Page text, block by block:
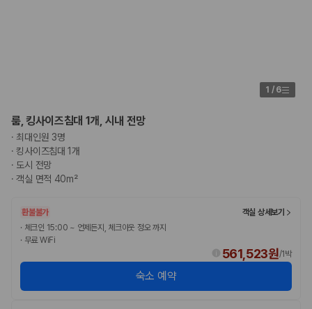
동일한 차량이라도 보험 조건에 따라 실제 부담 금액이 달라질 수 있습니
건을 함께 확인할 수 있도록 돕습니다.
일반자차:
완전자차: 보상 한도 내에서 면책금 부담이 줄어드는 보험 조건입니
다.
슈퍼자차:더 높은 보장 조건을 원하는 사용자에게 적합합니다.
2000만 고객이 선택한 렌트카 가격비교 플랫폼
카모아는 제주렌트카부터 국내·해외 렌트카까지 비교할 수 있는 렌트카 가
20,871,562명
1 / 6
룸, 킹사이즈침대 1개, 시내 전망
· 최대인원 3명
·킹사이즈침대 1개
· 도시 전망
·객실 면적 40m²
환불불가
객실 상세보기
· 체크인 15:00 ~ 언제든지, 체크아웃 정오 까지
· 무료 WiFi
561,523원/1박
숙소 예약